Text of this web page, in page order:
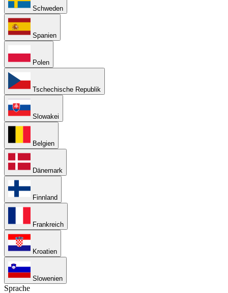
Schweden
Spanien
Polen
Tschechische Republik
Slowakei
Belgien
Dänemark
Finnland
Frankreich
Kroatien
Slowenien
Sprache